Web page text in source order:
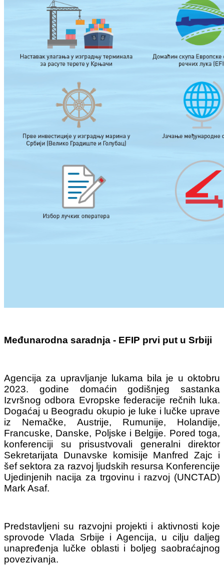
Međunarodna saradnja - EFIP prvi put u Srbiji
Agencija za upravljanje lukama bila je u oktobru
2023. godine domaćin godišnjeg sastanka
Izvršnog odbora Evropske federacije rečnih luka.
Dogaćaj u Beogradu okupio je luke i lučke uprave
iz Nemačke, Austrije, Rumunije, Holandije,
Francuske, Danske, Poljske i Belgije. Pored toga,
konferenciji su prisustvovali generalni direktor
Sekretarijata Dunavske komisije Manfred Zajc i
šef sektora za razvoj ljudskih resursa Konferencije
Ujedinjenih nacija za trgovinu i razvoj (UNCTAD)
Mark Asaf.
Predstavljeni su razvojni projekti i aktivnosti koje
sprovode Vlada Srbije i Agencija, u cilju daljeg
unapređenja lučke oblasti i boljeg saobraćajnog
povezivanja.